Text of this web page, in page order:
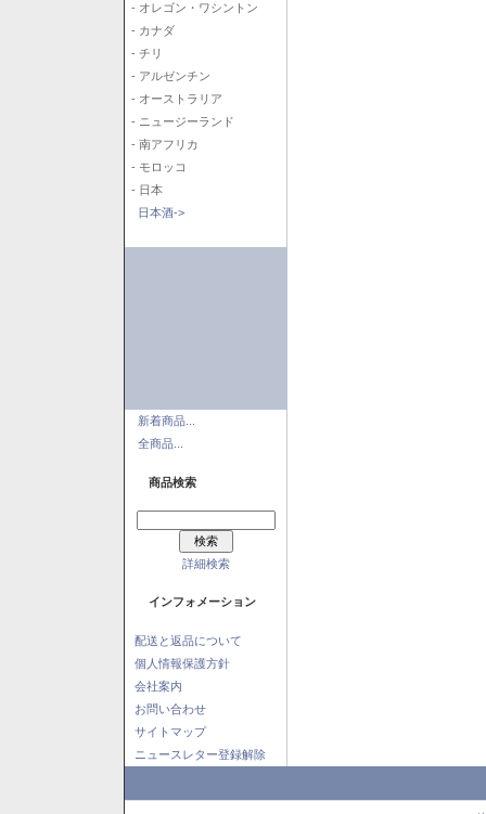
- オレゴン・ワシントン
- カナダ
- チリ
- アルゼンチン
- オーストラリア
- ニュージーランド
- 南アフリカ
- モロッコ
- 日本
日本酒->
新着商品...
全商品...
商品検索
詳細検索
インフォメーション
配送と返品について
個人情報保護方針
会社案内
お問い合わせ
サイトマップ
ニュースレター登録解除